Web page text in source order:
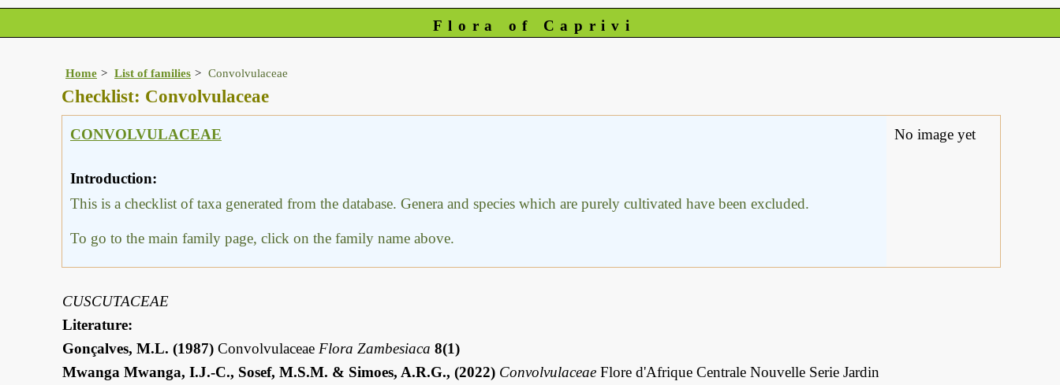
Flora of Caprivi
Home List of families Convolvulaceae
Checklist: Convolvulaceae
CONVOLVULACEAE
Introduction:
This is a checklist of taxa generated from the database. Genera and species which are purely cultivated have been excluded.
To go to the main family page, click on the family name above.
No image yet
CUSCUTACEAE
Literature:
Gonçalves, M.L. (1987) Convolvulaceae Flora Zambesiaca 8(1)
Mwanga Mwanga, I.J.-C., Sosef, M.S.M. & Simoes, A.R.G., (2022) Convolvulaceae Flore d'Afrique Centrale Nouvelle Serie Jardin